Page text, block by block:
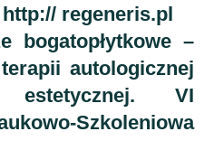
regeneris.pl
bogatopłytkowe –
autologicznej
VI
Szkoleniowa